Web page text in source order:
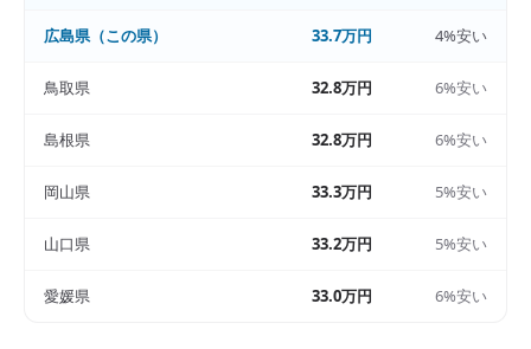
広島県（この県） 33.7万円 4%安い
鳥取県 32.8万円 6%安い
島根県 32.8万円 6%安い
岡山県 33.3万円 5%安い
山口県 33.2万円 5%安い
愛媛県 33.0万円 6%安い